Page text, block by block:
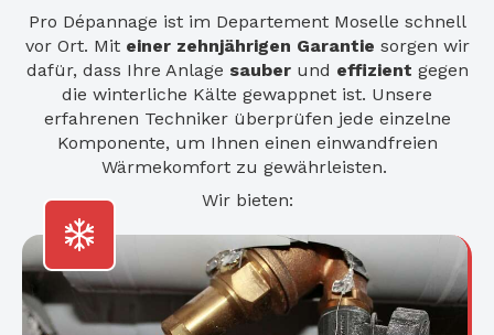
Pro Dépannage ist im Departement Moselle schnell
vor Ort. Mit einer zehnjährigen Garantie sorgen wir
dafür, dass Ihre Anlage sauberund effizient gegen
die winterliche Kälte gewappnet ist. Unsere
erfahrenen Techniker überprüfen jede einzelne
Komponente, um Ihnen einen einwandfreien
Wärmekomfort zu gewährleisten.
Wir bieten: